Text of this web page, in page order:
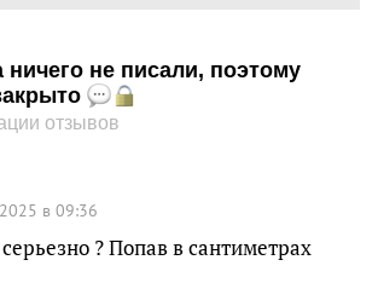
ничего не писали, поэтому
отзывов
в 09:36
? Попав в сантиметрах